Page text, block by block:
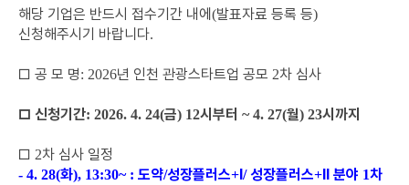
해당 기업은 반드시 접수기간 내에 (발표자료 등록 등)
신청해주시기 바랍니다.
□ 공 모 명: 2026년 인천 관광스타트업 공모 2차 심사
□ 신청기간: 2026. 4. 24(금) 12시부터 ~ 4. 27(월) 23시까지
□ 2차 심사 일정
- 4. 28(화), 13:30~ : 도약/성장플러스+Ⅰ/성장플러스+Ⅱ 분야 1차